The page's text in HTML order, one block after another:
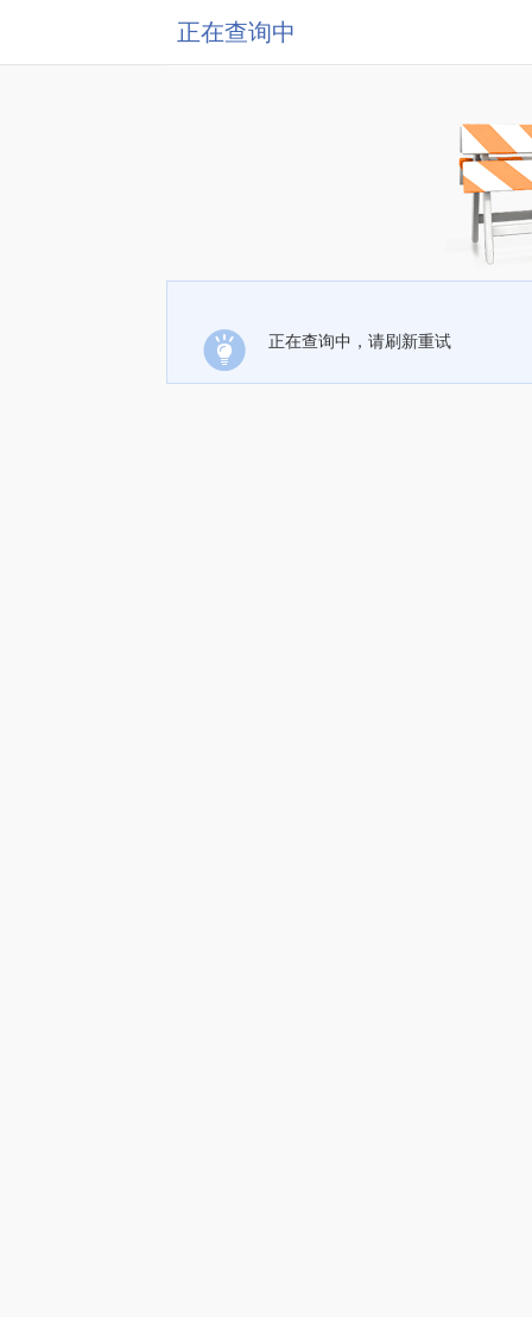
正在查询中
正在查询中，请刷新重试